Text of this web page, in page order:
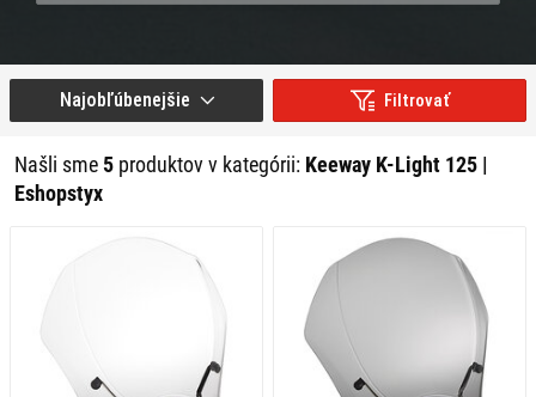
Filtrovať
Našli sme5 produktov v kategórii: Keeway K-Light 125 |
Eshopstyx
Najobľúbenejšie